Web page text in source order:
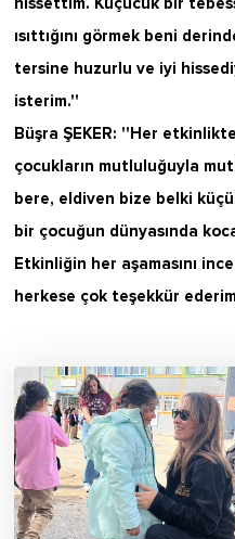
ısıttığını görmek beni
tersine huzurlu ve iyi
isterim.''
Büşra ŞEKER: ''Her
çocukların mutluluğuyla
bere, eldiven bize belki
bir çocuğun dünyasında
Etkinliğin her aşamasını
herkese çok teşekkür